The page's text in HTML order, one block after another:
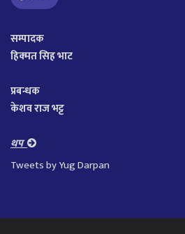
सम्पादक
हिक्मत सिह भाट
प्रबन्धक
केशव राज भट्ट
थप
Tweets by Yug Darpan